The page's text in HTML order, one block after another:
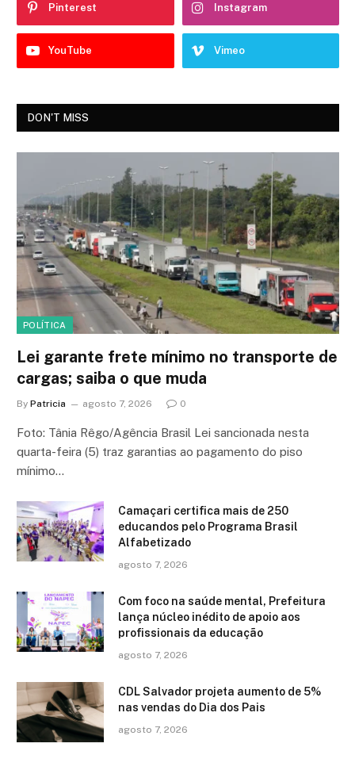
Pinterest Instagram
YouTube Vimeo
DON'T MISS
POLÍTICA
Lei garante frete mínimo no transporte de
cargas; saiba o que muda
By Patricia agosto 7, 2026 0
Foto: Tânia Rêgo/Agência Brasil Lei sancionada nesta
quarta-feira (5) traz garantias ao pagamento do piso
mínimo…
Camaçari certifica mais de 250
educandos pelo Programa Brasil
Alfabetizado
agosto 7, 2026
Com foco na saúde mental, Prefeitura
lança núcleo inédito de apoio aos
profissionais da educação
agosto 7, 2026
CDL Salvador projeta aumento de 5%
nas vendas do Dia dos Pais
agosto 7, 2026